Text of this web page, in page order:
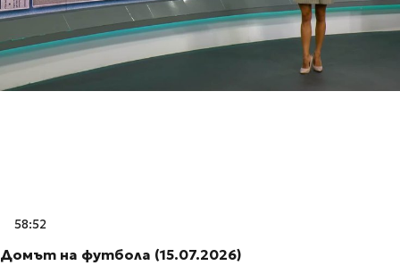
58:52
Домът на футбола (15.07.2026)